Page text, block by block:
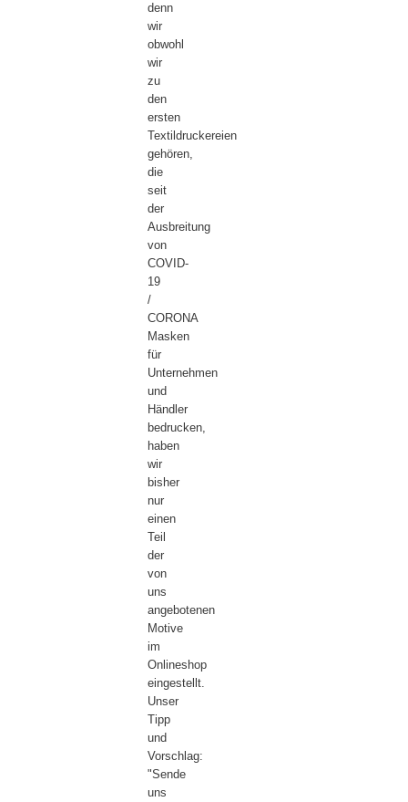
denn
wir
obwohl
wir
zu
den
ersten
Textildruckereien
gehören,
die
seit
der
Ausbreitung
von
COVID-
19
/
CORONA
Masken
für
Unternehmen
und
Händler
bedrucken,
haben
wir
bisher
nur
einen
Teil
der
von
uns
angebotenen
Motive
im
Onlineshop
eingestellt.
Unser
Tipp
und
Vorschlag:
"Sende
uns